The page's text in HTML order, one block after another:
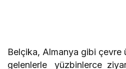
Belçika, Almanya gibi çevre
gelenlerle yüzbinlerce